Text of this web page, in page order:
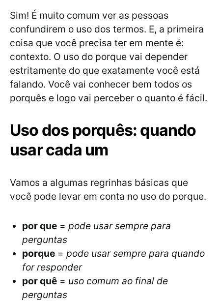
Sim! É muito comum ver as pessoas
confundirem o uso dos termos. E, a primeira
coisa que você precisa ter em mente é:
contexto. O uso do porque vai depender
estritamente do que exatamente você está
falando. Você vai conhecer bem todos os
porquês e logo vai perceber o quanto é fácil.
Uso dos porquês: quando
usar cada um
Vamos a algumas regrinhas básicas que
você pode levar em conta no uso do porque.
por que = pode usar sempre para
perguntas
porque = pode usar sempre para quando
for responder
por quê = uso comum ao final de
perguntas